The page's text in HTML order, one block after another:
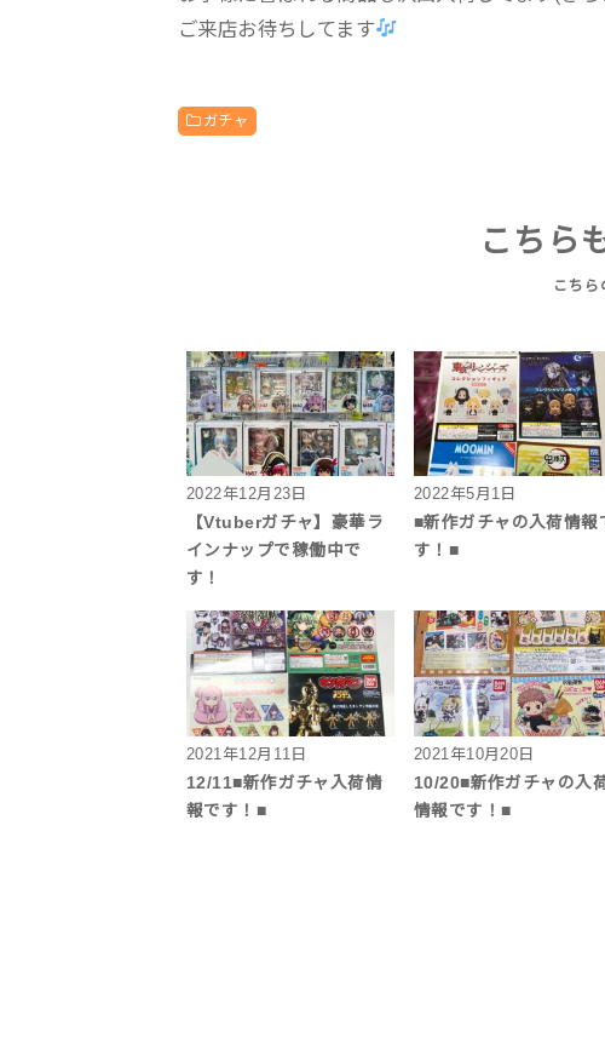
ご来店お待ちしてます
ガチャ
こちら
2022年12月23日
【Vtuberガチャ】豪華ラ
インナップで稼働中で
す！
2022年5月1日
■新作ガチャの入荷情報
す！■
2021年12月11日
12/11■新作ガチャ入荷情
報です！■
2021年10月20日
10/20■新作ガチャの入
情報です！■